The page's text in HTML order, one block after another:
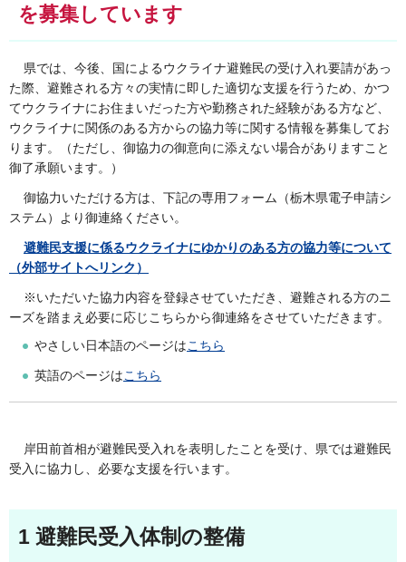
を募集しています
県では、今後、国によるウクライナ避難民の受け入れ要請があっ
た際、避難される方々の実情に即した適切な支援を行うため、かつ
てウクライナにお住まいだった方や勤務された経験がある方など、
ウクライナに関係のある方からの協力等に関する情報を募集してお
ります。（ただし、御協力の御意向に添えない場合がありますこと
御了承願います。）
御協力いただける方は、下記の専用フォーム（栃木県電子申請シ
ステム）より御連絡ください。
避難民支援に係るウクライナにゆかりのある方の協力等について
（外部サイトへリンク）
※いただいた協力内容を登録させていただき、避難される方のニ
ーズを踏まえ必要に応じこちらから御連絡をさせていただきます。
やさしい日本語のページはこちら
英語のページはこちら
岸田前首相が避難民受入れを表明したことを受け、県では避難民
受入に協力し、必要な支援を行います。
1 避難民受入体制の整備